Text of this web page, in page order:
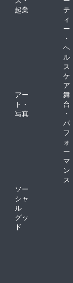
起業
テ
ィ
ー
・
ヘ
ル
ス
ケ
ア
アー
ト・
写真
舞
台
・
パ
フ
ォ
ー
マ
ン
ス
ソー
シャ
ル
グッ
ド